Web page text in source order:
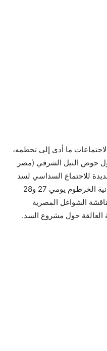
ما أدى إلى تحطمه،
حوض النيل الشرقي (مصر
للاجتماع السداسي لسد
النهضة الاثيوبي في العاصمة السودانية الخرطوم يومي 27 و28
الشواغل المصرية
العالقة حول مشروع السد.